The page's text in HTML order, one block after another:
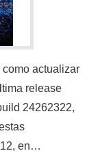
como actualizar
release
24262322,
en…